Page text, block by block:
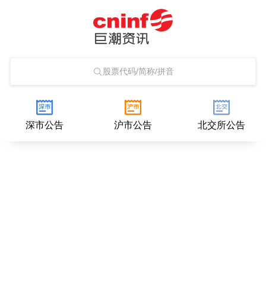
股票代码/简称/拼音
深市公告 沪市公告 北交所公告